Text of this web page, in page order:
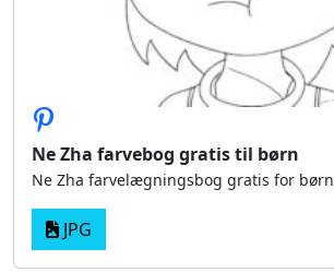
Ne Zha farvebog gratis til børn
Ne Zha farvelægningsbog gratis for børn
JPG